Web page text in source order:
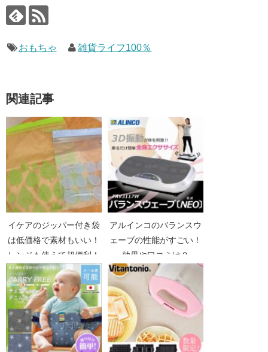
おもちゃ 雑貨ライフ100％
関連記事
イケアのジッパー付き袋
は低価格で素材もいい！
レンジも使えて超便利！
アルインコのバランスウ
ェーブの性能がすごい！
効果や口コミは？